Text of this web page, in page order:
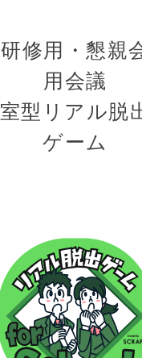
研修用・懇親
用会議
室型リアル脱
ゲーム